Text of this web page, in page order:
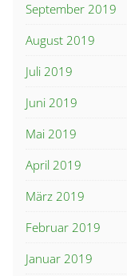
September 2019
August 2019
Juli 2019
Juni 2019
Mai 2019
April 2019
März 2019
Februar 2019
Januar 2019